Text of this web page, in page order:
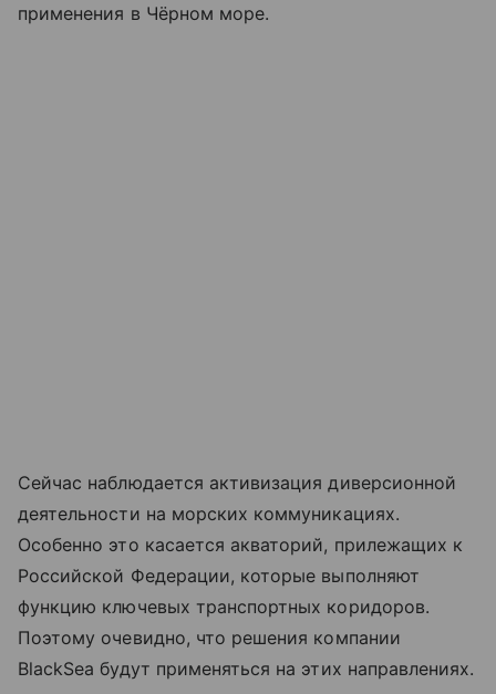
применения в Чёрном море.
Сейчас наблюдается активизация диверсионной
деятельности на морских коммуникациях.
Особенно это касается акваторий, прилежащих к
Российской Федерации, которые выполняют
функцию ключевых транспортных коридоров.
Поэтому очевидно, что решения компании
BlackSea будут применяться на этих направлениях.